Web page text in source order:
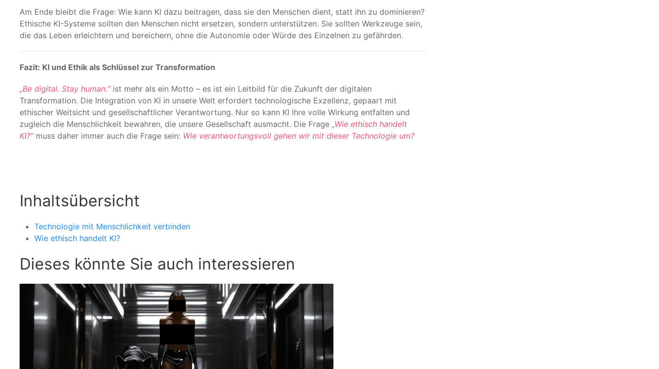
Am Ende bleibt die Frage: Wie kann KI dazu beitragen, dass sie den Menschen dient, statt ihn zu dominieren?
Ethische KI-Systeme sollten den Menschen nicht ersetzen, sondern unterstützen. Sie sollten Werkzeuge sein,
die das Leben erleichtern und bereichern, ohne die Autonomie oder Würde des Einzelnen zu gefährden.
Fazit: KI und Ethik als Schlüssel zur Transformation
„Be digital. Stay human.“ist mehr als ein Motto – es ist ein Leitbild für die Zukunft der digitalen
Transformation. Die Integration von KI in unsere Welt erfordert technologische Exzellenz, gepaart mit
ethischer Weitsicht und gesellschaftlicher Verantwortung. Nur so kann KI ihre volle Wirkung entfalten und
zugleich die Menschlichkeit bewahren, die unsere Gesellschaft ausmacht. Die Frage „Wie ethisch handelt
KI?“muss daher immer auch die Frage sein: Wie verantwortungsvoll gehen wir mit dieser Technologie um?
Inhaltsübersicht
Technologie mit Menschlichkeit verbinden
Wie ethisch handelt KI?
Dieses könnte Sie auch interessieren